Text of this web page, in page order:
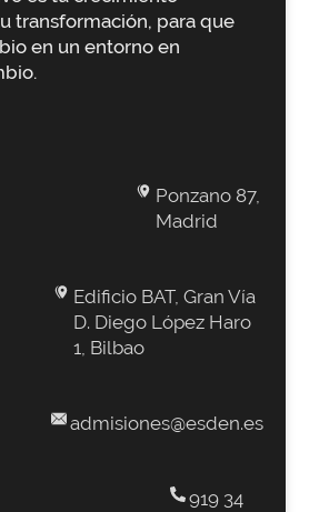
transformación, para que
en un entorno en
Ponzano 87,
Madrid
Edificio BAT, Gran Vía
D. Diego López Haro
1, Bilbao
admisiones@esden.es
919 34